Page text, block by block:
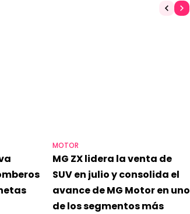
MOTOR
MG ZX lidera la venta de
SUV en julio y consolida el
avance de MG Motor en uno
de los segmentos más